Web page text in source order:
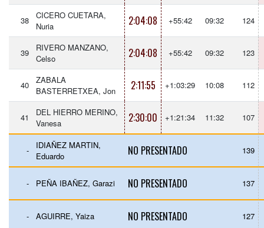
38
CICERO CUETARA,
Nuria
2:04:08 +55:42 09:32 124
39
RIVERO MANZANO,
Celso
2:04:08 +55:42 09:32 123
40
ZABALA
BASTERRETXEA, Jon
2:11:55 +1:03:29 10:08 112
41
DEL HIERRO MERINO,
Vanesa
2:30:00 +1:21:34 11:32 107
-
IDIAÑEZ MARTIN,
Eduardo
NO PRESENTADO 139
- PEÑA IBAÑEZ, Garazi NO PRESENTADO 137
- AGUIRRE, Yaiza NO PRESENTADO 127